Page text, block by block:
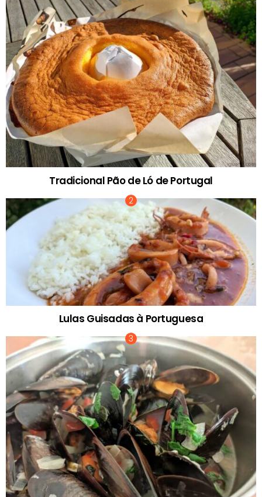
Tradicional Pão de Ló de Portugal
Lulas Guisadas à Portuguesa